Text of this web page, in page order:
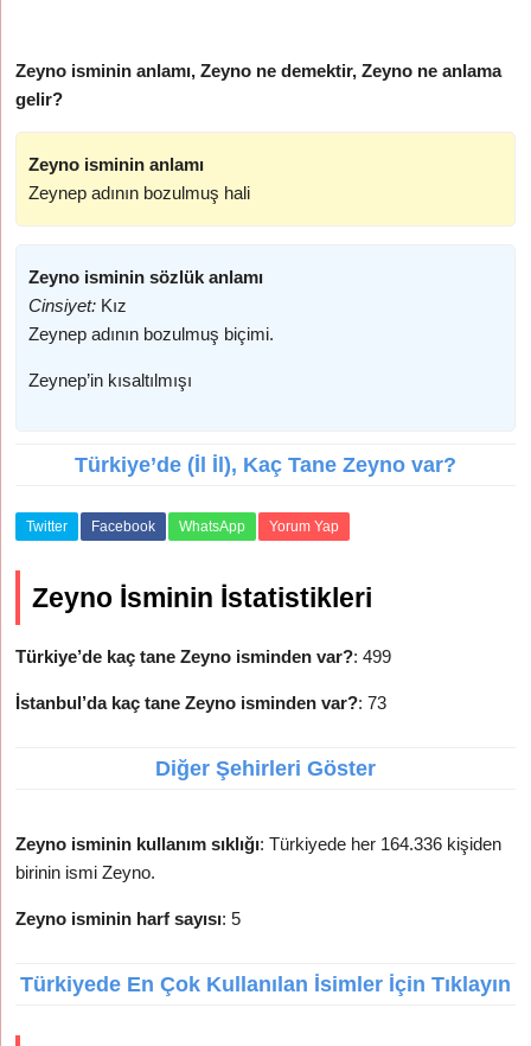
Zeyno isminin anlamı, Zeyno ne demektir, Zeyno ne anlama
gelir?
Zeyno isminin anlamı
Zeynep adının bozulmuş hali
Zeyno isminin sözlük anlamı
Cinsiyet: Kız
Zeynep adının bozulmuş biçimi.
Zeynep’in kısaltılmışı
Türkiye’de (İl İl), Kaç Tane Zeyno var?
Twitter Facebook WhatsApp Yorum Yap
Zeyno İsminin İstatistikleri
Türkiye’de kaç tane Zeyno isminden var?: 499
İstanbul’da kaç tane Zeyno isminden var?: 73
Diğer Şehirleri Göster
Zeyno isminin kullanım sıklığı: Türkiyede her 164.336 kişiden
birinin ismi Zeyno.
Zeyno isminin harf sayısı: 5
Türkiyede En Çok Kullanılan İsimler İçin Tıklayın